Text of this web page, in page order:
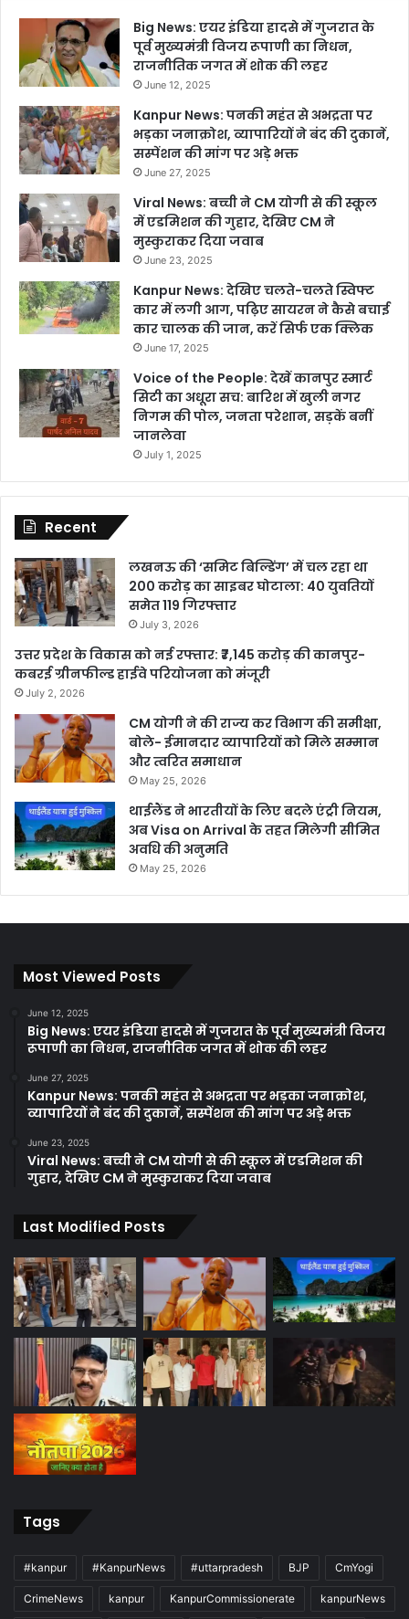
Big News: एयर इंडिया हादसे में गुजरात के
पूर्व मुख्यमंत्री विजय रूपाणी का निधन,
राजनीतिक जगत में शोक की लहर
June 12, 2025
Kanpur News: पनकी महंत से अभद्रता पर
भड़का जनाक्रोश, व्यापारियों ने बंद की दुकानें,
सस्पेंशन की मांग पर अड़े भक्त
June 27, 2025
Viral News: बच्ची ने CM योगी से की स्कूल
में एडमिशन की गुहार, देखिए CM ने
मुस्कुराकर दिया जवाब
June 23, 2025
Kanpur News: देखिए चलते-चलते स्विफ्ट
कार में लगी आग, पढ़िए सायरन ने कैसे बचाई
कार चालक की जान, करें सिर्फ एक क्लिक
June 17, 2025
Voice of the People: देखें कानपुर स्मार्ट
सिटी का अधूरा सच: बारिश में खुली नगर
निगम की पोल, जनता परेशान, सड़कें बनीं
जानलेवा
July 1, 2025
Recent
लखनऊ की ‘समिट बिल्डिंग’ में चल रहा था
200 करोड़ का साइबर घोटाला: 40 युवतियों
समेत 119 गिरफ्तार
July 3, 2026
उत्तर प्रदेश के विकास को नई रफ्तार: ₹7,145 करोड़ की कानपुर-
कबरई ग्रीनफील्ड हाईवे परियोजना को मंजूरी
July 2, 2026
CM योगी ने की राज्य कर विभाग की समीक्षा,
बोले- ईमानदार व्यापारियों को मिले सम्मान
और त्वरित समाधान
May 25, 2026
थाईलैंड ने भारतीयों के लिए बदले एंट्री नियम,
अब Visa on Arrival के तहत मिलेगी सीमित
अवधि की अनुमति
May 25, 2026
Most Viewed Posts
June 12, 2025
Big News: एयर इंडिया हादसे में गुजरात के पूर्व मुख्यमंत्री विजय
रूपाणी का निधन, राजनीतिक जगत में शोक की लहर
June 27, 2025
Kanpur News: पनकी महंत से अभद्रता पर भड़का जनाक्रोश,
व्यापारियों ने बंद की दुकानें, सस्पेंशन की मांग पर अड़े भक्त
June 23, 2025
Viral News: बच्ची ने CM योगी से की स्कूल में एडमिशन की
गुहार, देखिए CM ने मुस्कुराकर दिया जवाब
Last Modified Posts
Tags
#kanpur #KanpurNews #uttarpradesh BJP CmYogi
CrimeNews kanpur KanpurCommissionerate kanpurNews